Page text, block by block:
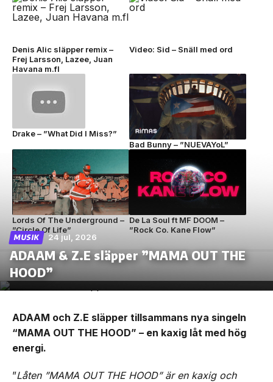
Denis Alic släpper remix –
Frej Larsson, Lazee, Juan
Havana m.fl
Video: Sid – Snäll med ord
Drake – ”What Did I Miss?”
Bad Bunny – ”NUEVAYoL”
Lords Of The Underground –
”Circle Of Life”
De La Soul ft MF DOOM –
”Rock Co. Kane Flow”
MUSIK 24 jul, 2026
ADAAM & Z.E släpper ”MAMA OUT THE
HOOD”
ADAAM och Z.E släpper tillsammans nya singeln
“MAMA OUT THE HOOD” – en kaxig låt med hög
energi.
”Låten ”MAMA OUT THE HOOD” är en kaxig och